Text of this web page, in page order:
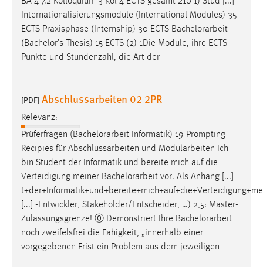
Internationalisierungsmodule (International Modules) 35
ECTS Praxisphase (Internship) 30 ECTS Bachelorarbeit
(Bachelor’s Thesis) 15 ECTS (2) 1Die Module, ihre ECTS-
Punkte und Stundenzahl, die Art der
[PDF] Abschlussarbeiten 02 2PR
Relevanz:
Prüferfragen (Bachelorarbeit Informatik) 19 Prompting
Recipies für Abschlussarbeiten und Modularbeiten Ich
bin Student der Informatik und bereite mich auf die
Verteidigung meiner Bachelorarbeit vor. Als Anhang [...]
[...] -Entwickler, Stakeholder/Entscheider, …) 2,5: Master-
Zulassungsgrenze! ⓪ Demonstriert Ihre Bachelorarbeit
noch zweifelsfrei die Fähigkeit, „innerhalb einer
vorgegebenen Frist ein Problem aus dem jeweiligen